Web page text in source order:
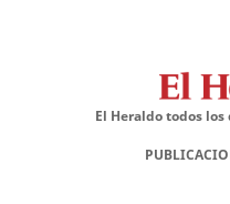
El Heraldo todos